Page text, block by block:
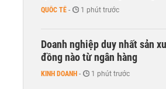
QUỐC TẾ - 1 phút trước
Doanh nghiệp duy nhất sản
đồng nào từ ngân hàng
KINH DOANH - 1 phút trước